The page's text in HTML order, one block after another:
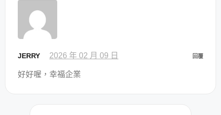
JERRY 2026 年 02 月 09 日 回覆
好好喔，幸福企業